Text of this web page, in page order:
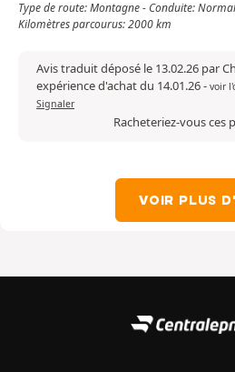
Type de route: Montagne - Conduite:
Kilomètres parcourus: 2000 km
Avis traduit déposé le 13.02.26 par
expérience d'achat du 14.01.26- voir
Signaler
Racheteriez-vous ces
VOIR PLUS